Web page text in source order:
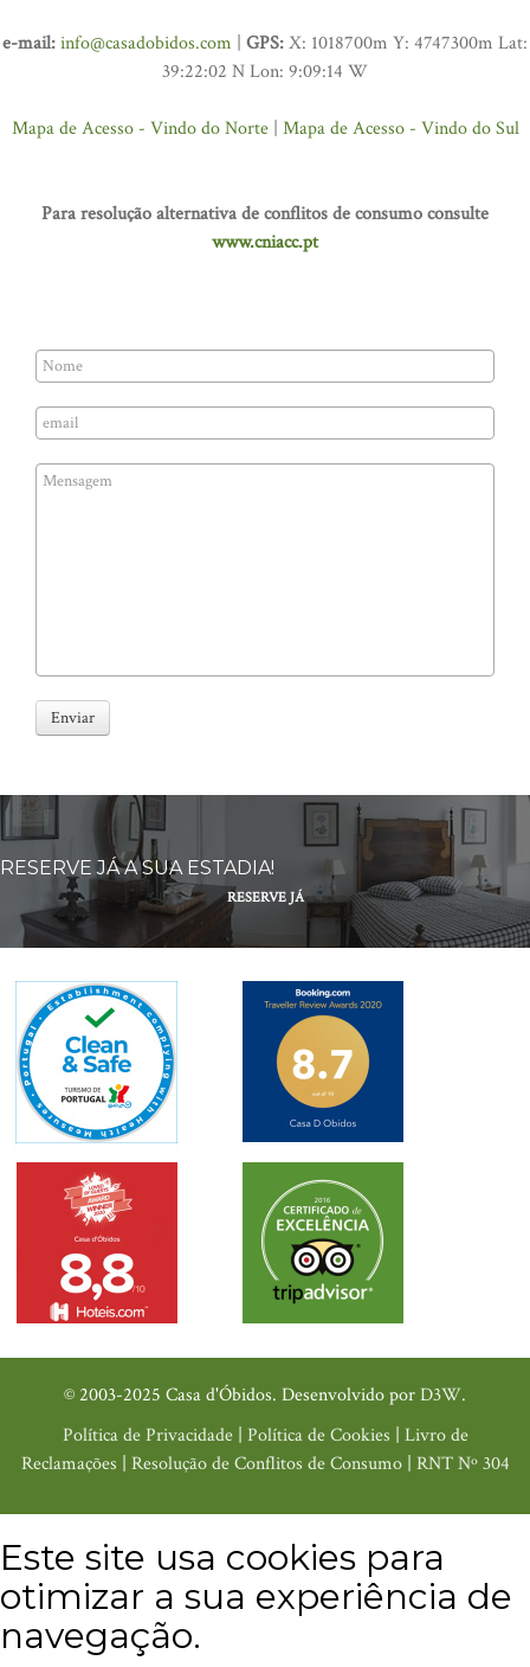
e-mail:info@casadobidos.com GPS:X: 1018700m Y: 4747300m Lat:
39:22:02 N Lon: 9:09:14 W
Mapa de Acesso - Vindo do Norte| Mapa de Acesso - Vindo do Sul
Para resolução alternativa de conflitos de consumo consulte
www.cniacc.pt
Enviar
RESERVE JÁ A SUA ESTADIA!
RESERVE JÁ
© 2003-2025 Casa d'Óbidos. Desenvolvido porD3W.
Política de Privacidade| Política de Cookies
Livro de
Reclamações
Resolução de Conflitos de Consumo| RNT Nº 304
Este site usa cookies para
otimizar a sua experiência de
navegação.